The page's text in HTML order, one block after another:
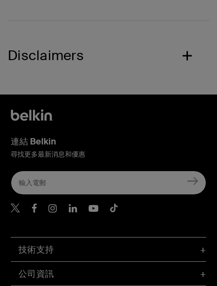
Disclaimers
技術支持
公司資訊
連結 Belkin
尋找更多最新消息和優惠
Belkin Twitter
Belkin Hong Kong
Belkin Instagram
Belkin Hong Kong
Belkin Youtube
Belkin TikTok